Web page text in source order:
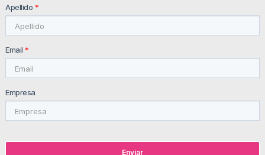
Apellido *
Email *
Empresa
Enviar
© 2026 intranet.ai ™ All rights reserved
Privacy Policy
Newsletter Policy
Customer and